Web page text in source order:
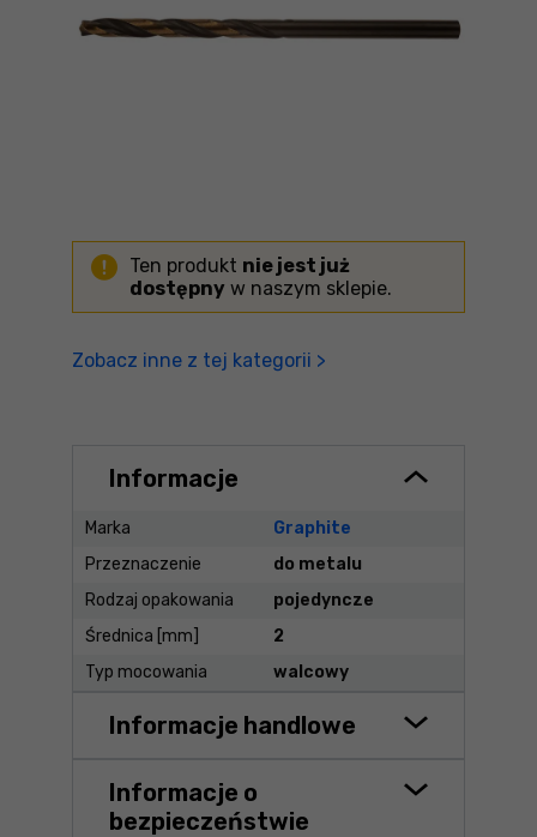
Ten produkt nie jest już
dostępny w naszym sklepie.
Zobacz inne z tej kategorii >
Informacje
Marka
Graphite
Przeznaczenie
do metalu
Rodzaj opakowania
pojedyncze
Średnica [mm]
2
Typ mocowania
walcowy
Informacje handlowe
Informacje o
bezpieczeństwie